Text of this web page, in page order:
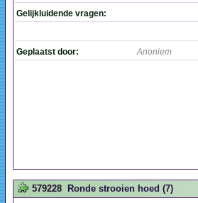
Gelijkluidende vragen:
Geplaatst door: Anoniem
579228 Ronde strooien hoed (7)